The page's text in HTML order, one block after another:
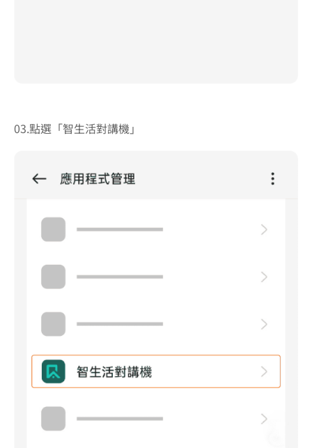
03.點選「智生活對講機」